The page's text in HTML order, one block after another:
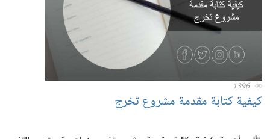
1396
كيفية كتابة مقدمة مشروع تخرج